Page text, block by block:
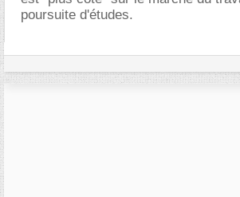
poursuite d'études.